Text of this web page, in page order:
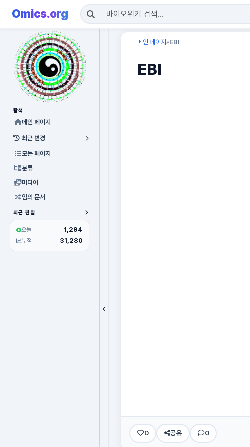
Omics.org
탐색
메인 페이지
최근 변경
모든 페이지
분류
미디어
임의 문서
최근 편집
오늘 1,294
누적 31,280
메인 페이지 »EBI
EBI
0 공유 0